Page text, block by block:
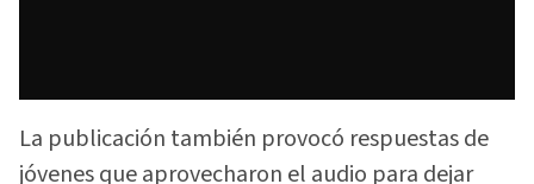
La publicación también provocó respuestas de
jóvenes que aprovecharon el audio para dejar